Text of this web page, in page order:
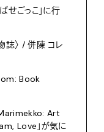
せごっこ」に行
誌〉 / 併陳 コレ
Book
Art
Love」が気に